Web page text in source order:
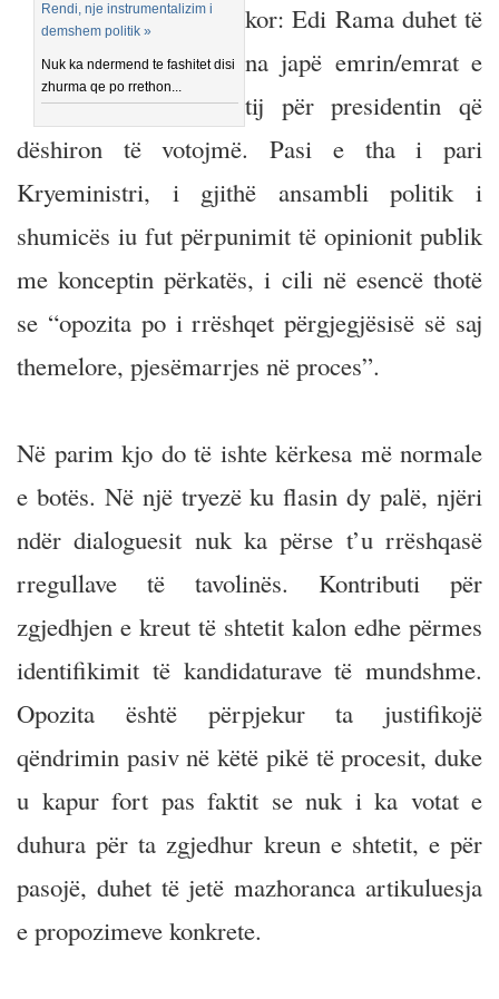
Rendi, nje instrumentalizim i
demshem politik »
Nuk ka ndermend te fashitet disi
zhurma qe po rrethon...
kor: Edi Rama duhet të
na japë emrin/emrat e
tij për presidentin që
dëshiron të votojmë. Pasi e tha i pari
Kryeministri, i gjithë ansambli politik i
shumicës iu fut përpunimit të opinionit publik
me konceptin përkatës, i cili në esencë thotë
se “opozita po i rrëshqet përgjegjësisë së saj
themelore, pjesëmarrjes në proces”.
Në parim kjo do të ishte kërkesa më normale
e botës. Në një tryezë ku flasin dy palë, njëri
ndër dialoguesit nuk ka përse t’u rrëshqasë
rregullave të tavolinës. Kontributi për
zgjedhjen e kreut të shtetit kalon edhe përmes
identifikimit të kandidaturave të mundshme.
Opozita është përpjekur ta justifikojë
qëndrimin pasiv në këtë pikë të procesit, duke
u kapur fort pas faktit se nuk i ka votat e
duhura për ta zgjedhur kreun e shtetit, e për
pasojë, duhet të jetë mazhoranca artikuluesja
e propozimeve konkrete.